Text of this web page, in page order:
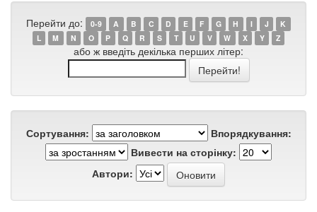
Перейти до: 0-9 A B C D E F G H I J
K
L
M N O P Q R S T U V W X Y Z
або ж введіть декілька перших літер:
Сортування:
Впорядкування:
Вивести на сторінку:
Автори: